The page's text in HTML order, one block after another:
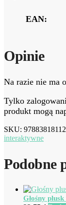
EAN:
Opinie
Na razie nie ma
Tylko
produkt mogą
SKU:
interaktywne
Podobne
Głośny plusk